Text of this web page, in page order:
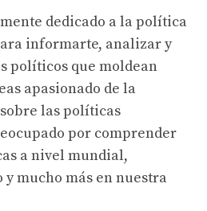
dedicado a la política
informarte, analizar y
políticos que moldean
apasionado de la
las políticas
por comprender
a nivel mundial,
y mucho más en nuestra